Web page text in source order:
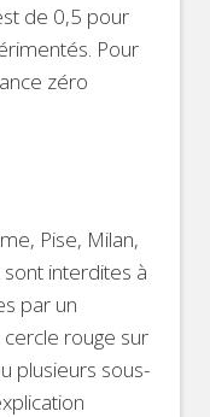
de 0,5 pour
Pour
zéro
Pise, Milan,
interdites à
par un
rouge sur
plusieurs sous-